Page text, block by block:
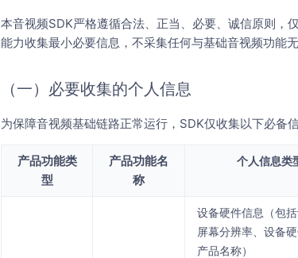
本音视频SDK严格遵循合法、正当、必要、诚信原则，
能力收集最小必要信息，不采集任何与基础音视频功能
（一）必要收集的个人信息
为保障音视频基础链路正常运行，SDK仅收集以下必备
产品功能类
型
产品功能名
称
个人信息类
设备硬件信息（包
屏幕分辨率、设备
产品名称）